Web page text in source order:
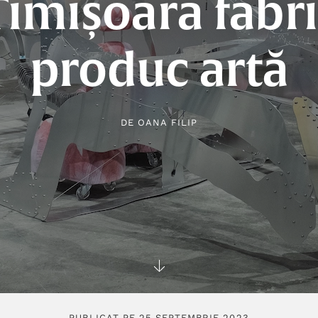
produc artă
DE OANA FILIP